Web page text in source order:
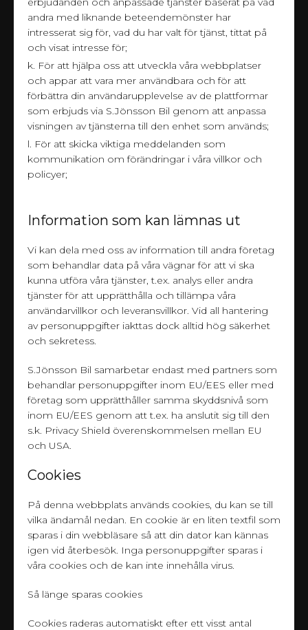
andra med liknande beteendemönster har
intresserat sig för, vad du har valt för tjänst, tittat på
och visat intresse för;
k. För att hjälpa oss att utveckla våra webbplatser
och appar att vara mer användbara och för att
förbättra din användarupplevelse av de plattformar
som erbjuds via S.Jönsson Bil genom att anpassa
visningen av tjänsterna till den enhet som används;
l. För att skicka viktiga meddelanden som
kommunikation om förändringar i våra villkor och
policyer;
Information som kan lämnas ut
Vi kan dela med oss av information till andra företag
som behandlar data på våra vägnar för att vi ska
kunna utföra våra tjänster, t.ex. analys eller andra
tjänster för att upprätthålla och tillämpa våra
användarvillkor och leveransvillkor. Vid all hantering
av personuppgifter iakttas dock alltid hög säkerhet
och sekretess.
S.Jönsson Bil samarbetar endast med partners som
behandlar personuppgifter inom EU/EES eller med
företag som upprätthåller samma skyddsnivå som
inom EU/EES genom att t.ex. ha anslutit sig till den
s.k. Privacy Shield överenskommelsen mellan EU
och USA.
Cookies
På denna webbplats används cookies, du kan se till
vilka ändamål nedan. En cookie är en liten textfil som
sparas i din webbläsare så att din dator kan kännas
igen vid återbesök. Inga personuppgifter sparas i
våra cookies och de kan inte innehålla virus.
Så länge sparas cookies
Cookies raderas automatiskt efter ett visst antal